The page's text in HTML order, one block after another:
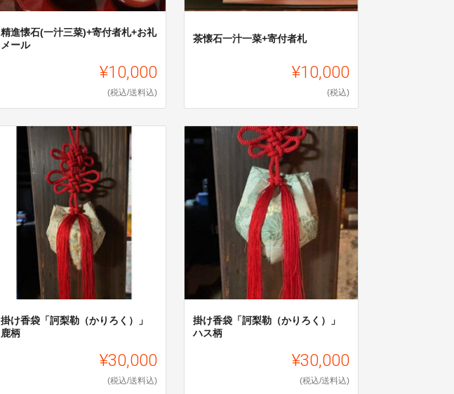
精進懐石(一汁三菜)+寄付者札+お礼
メール
¥10,000
(税込/送料込)
茶懐石一汁一菜+寄付者札
¥10,000
(税込)
掛け香袋「訶梨勒（かりろく）」
鹿柄
¥30,000
(税込/送料込)
掛け香袋「訶梨勒（かりろく）」
ハス柄
¥30,000
(税込/送料込)